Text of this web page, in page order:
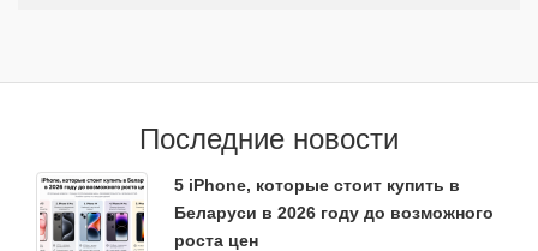
Последние новости
5 iPhone, которые стоит купить в
Беларуси в 2026 году до возможного
роста цен